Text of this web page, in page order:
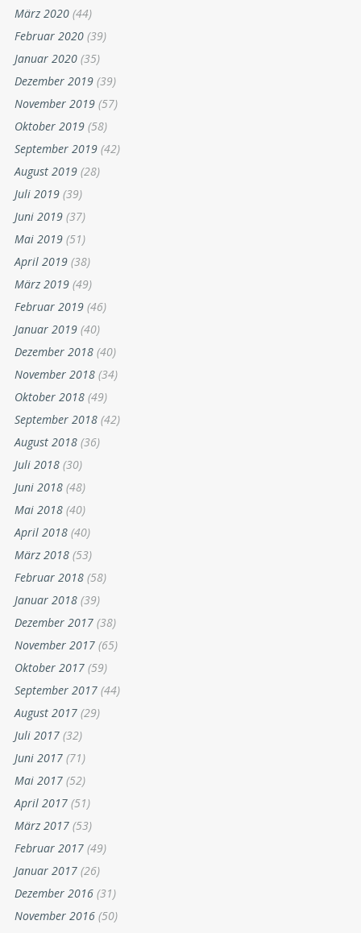
März 2020 (44)
Februar 2020 (39)
Januar 2020 (35)
Dezember 2019 (39)
November 2019 (57)
Oktober 2019 (58)
September 2019 (42)
August 2019 (28)
Juli 2019 (39)
Juni 2019 (37)
Mai 2019 (51)
April 2019 (38)
März 2019 (49)
Februar 2019 (46)
Januar 2019 (40)
Dezember 2018 (40)
November 2018 (34)
Oktober 2018 (49)
September 2018 (42)
August 2018 (36)
Juli 2018 (30)
Juni 2018 (48)
Mai 2018 (40)
April 2018 (40)
März 2018 (53)
Februar 2018 (58)
Januar 2018 (39)
Dezember 2017 (38)
November 2017 (65)
Oktober 2017 (59)
September 2017 (44)
August 2017 (29)
Juli 2017 (32)
Juni 2017 (71)
Mai 2017 (52)
April 2017 (51)
März 2017 (53)
Februar 2017 (49)
Januar 2017 (26)
Dezember 2016 (31)
November 2016 (50)